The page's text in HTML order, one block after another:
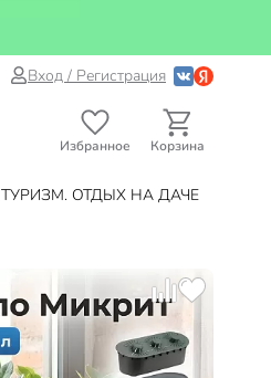
Вход / Регистрация
Избранное Корзина
ТУРИЗМ. ОТДЫХ НА ДАЧЕ